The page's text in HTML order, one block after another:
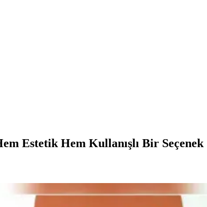
Estetik Hem Kullanışlı Bir Seçenek